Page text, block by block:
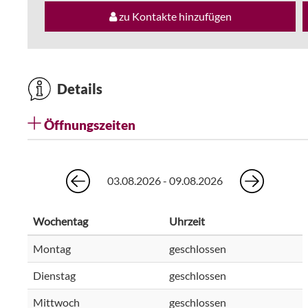
zu Kontakte hinzufügen
Details
Öffnungszeiten
03.08.2026 - 09.08.2026
Wochentag Uhrzeit
Montag geschlossen
Dienstag geschlossen
Mittwoch geschlossen